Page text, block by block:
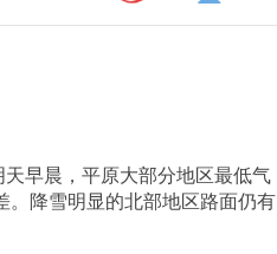
早晨，平原大部分地区最低气
。降雪明显的北部地区路面仍有